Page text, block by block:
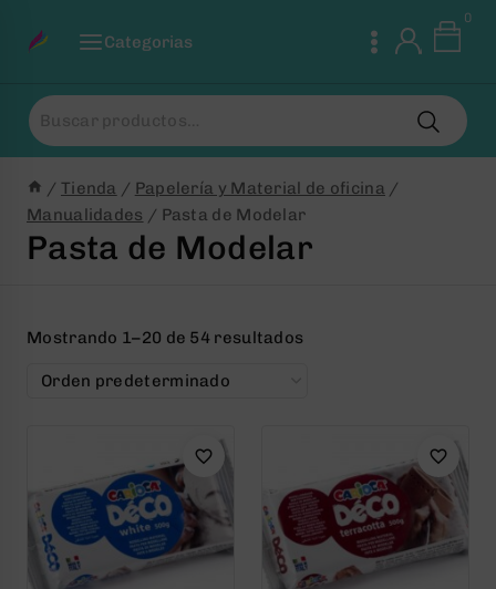
Categorias
0
Buscar
por:
/ Tienda / Papelería y Material de oficina /
Manualidades / Pasta de Modelar
Pasta de Modelar
Mostrando 1–20 de 54 resultados